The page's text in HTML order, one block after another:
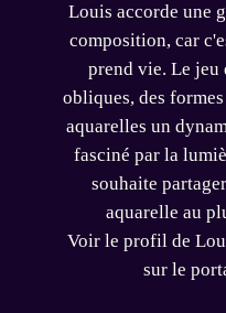
Louis accorde une
composition, car
prend vie. Le jeu
obliques, des
aquarelles un
fasciné par la
souhaite
aquarelle au
Voir le profil de
sur le